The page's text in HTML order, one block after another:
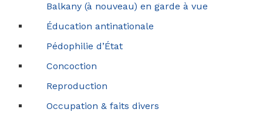
Balkany (à nouveau) en garde à vue
Éducation antinationale
Pédophilie d’État
Concoction
Reproduction
Occupation & faits divers